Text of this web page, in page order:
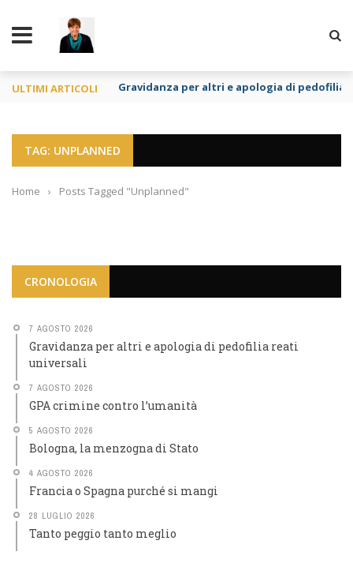
ULTIMI ARTICOLI Gravidanza per altri e apologia di pedofilia
TAG: UNPLANNED
Home › Posts Tagged "Unplanned"
CRONOLOGIA
7 AGOSTO 2026
Gravidanza per altri e apologia di pedofilia reati
universali
7 AGOSTO 2026
GPA crimine contro l’umanità
5 AGOSTO 2026
Bologna, la menzogna di Stato
4 AGOSTO 2026
Francia o Spagna purché si mangi
28 LUGLIO 2026
Tanto peggio tanto meglio